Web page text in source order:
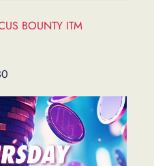
BOUNTY ITM